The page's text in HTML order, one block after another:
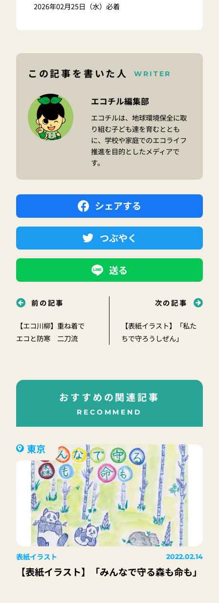
2026年02月25日（水）必着
この記事を書いた人 WRITER
エコチル編集部
エコチルは、地球環境保全に取
り組む子ども達を育むととも
に、学校や家庭でのエコライフ
推進を目的としたメディアで
す。
シェアする
つぶやく
送る
前の記事
【エコ川柳】重ね着で
エコと防寒 二刀流
次の記事
【表紙イラスト】「私た
ちで守ろうしぜん」
おすすめの関連記事
RECOMMEND
東京
表紙イラスト 2022.02.14
【表紙イラスト】「みんなで守る森も命も」